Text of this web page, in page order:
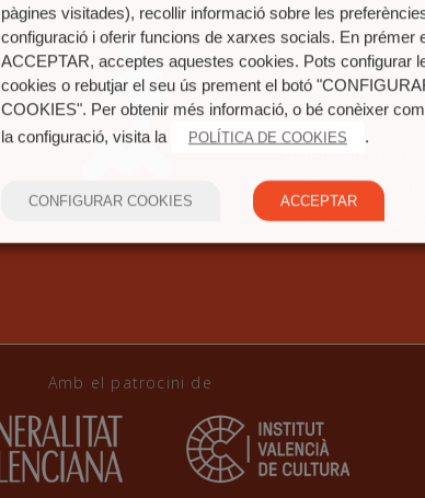
Amb l’objectiu
activitat i,
transparència, la
referida al seu
com dels
Amb el patrocini de
pàgines visitades), recollir informació sobre les
configuració i oferir funcions de xarxes socials. En prémer
ACCEPTAR, acceptes aquestes cookies. Pots configurar
cookies o rebutjar el seu ús prement el botó
COOKIES". Per obtenir més informació, o bé conèixer
la configuració, visita la
POLÍTICA DE COOKIES .
CONFIGURAR COOKIES ACCEPTAR